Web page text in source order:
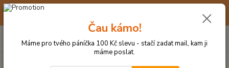
☀️ 10. - 14. SRPNA 2026 MÁME DOVOLENOU ☀️ OBJEDNÁVKY
po–pá: 9–17 hod.
za0 Kč
Čau kámo!
Máme pro tvého páníčka 100 Kč slevu - stačí zadat mail, kam ji
máme poslat.